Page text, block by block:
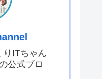
りITちゃん
公式ブロ